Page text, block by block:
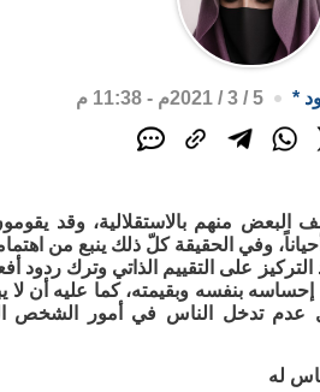
* 5 / 3 / 2021م - 11:38 م
البعض منهم بالاستقلالية، وقد
وفي الحقيقة كلّ ذلك ينبع من
على التقييم الذاتي وترك ردود
بنفسه وبقيمته، كما عليه أن لا
عدم تدخل الناس في أمور الشخص
له